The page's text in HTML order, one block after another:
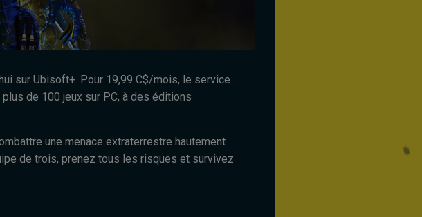
sur Ubisoft+. Pour 19,99 C$/mois, le service
de 100 jeux sur PC, à des éditions
une menace extraterrestre hautement
de trois, prenez tous les risques et survivez